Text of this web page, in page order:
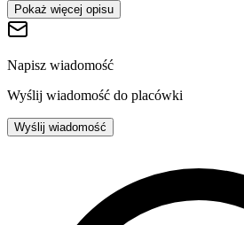
Pokaż więcej opisu
Napisz wiadomość
Wyślij wiadomość do placówki
Wyślij wiadomość